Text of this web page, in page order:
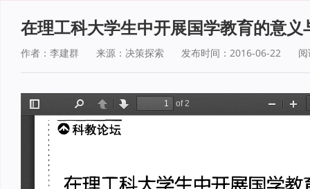
在理工科大学生中开展国学教育的意义
作者：李建群 来源：决策探索 发布时间：2016-06-22